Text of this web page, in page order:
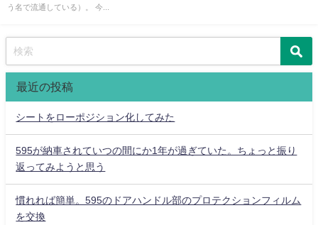
う名で流通している）。 今...
最近の投稿
シートをローポジション化してみた
595が納車されていつの間にか1年が過ぎていた。ちょっと振り
返ってみようと思う
慣れれば簡単。595のドアハンドル部のプロテクションフィルム
を交換